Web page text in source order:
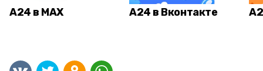
А24 в MAX А24 в Вконтакте